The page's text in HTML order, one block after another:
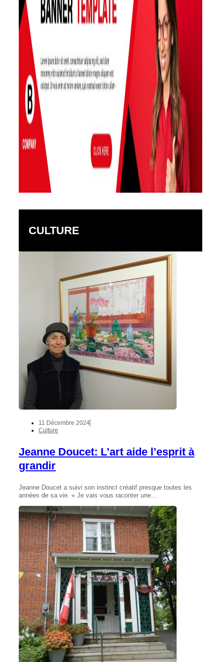
CULTURE
11 Décembre 2024
Culture
Jeanne Doucet: L’art aide l’esprit à
grandir
Jeanne Doucet a suivi son instinct créatif presque toutes les
années de sa vie. « Je vais vous raconter une…